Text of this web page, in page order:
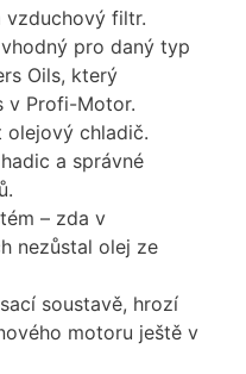
vzduchový filtr.
pro daný typ
Oils, který
v Profi-Motor.
chladič.
a správné
– zda v
nezůstal olej ze
soustavě, hrozí
motoru ještě v